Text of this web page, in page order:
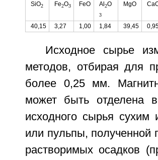
SiO2 Fe2O3 FeO Al 2О
3
MgO
40,15 3,27 1,00 1,84 39,45
Исходное сырье
методов, отбирая для
более 0,25 мм.
может быть отделена
исходного сырья
или пульпы, полученной
растворимых осадков